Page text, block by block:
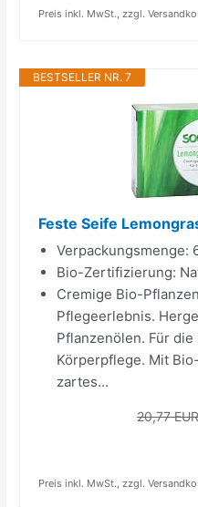
Preis inkl. MwSt., zzgl.
BESTSELLER NR. 7
Feste Seife
Verpackungsmenge:
Bio-Zertifizierung:
Cremige Bio-
Pflegeerlebnis.
Pflanzenölen. Für
Körperpflege. Mit
zartes...
20,77 EUR
Preis inkl. MwSt., zzgl.